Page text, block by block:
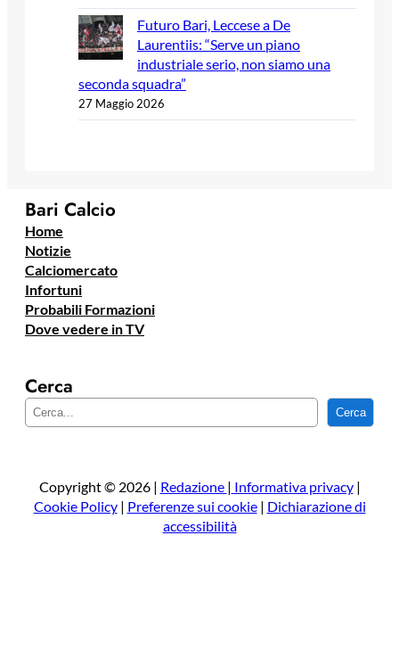
Futuro Bari, Leccese a De
Laurentiis: “Serve un piano
industriale serio, non siamo una
seconda squadra”
27 Maggio 2026
Bari Calcio
Home
Notizie
Calciomercato
Infortuni
Probabili Formazioni
Dove vedere in TV
Cerca
e
a
Cerca
Copyright © 2026 | Redazione | Informativa privacy|
Cookie Policy| Preferenze sui cookie| Dichiarazione di
accessibilità